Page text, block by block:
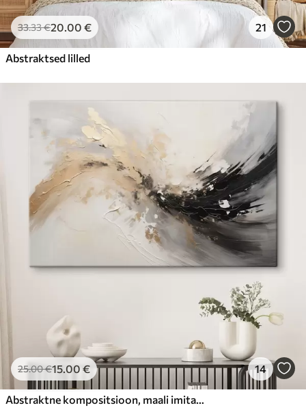
33.33€20.00 € 21
Abstraktsed lilled
25.00€15.00 € 14
Abstraktne kompositsioon, maali imitatsioon